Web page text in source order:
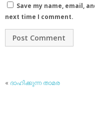
Save my name, email,
next time I comment.
« ദാഹിക്കുന്ന താമര